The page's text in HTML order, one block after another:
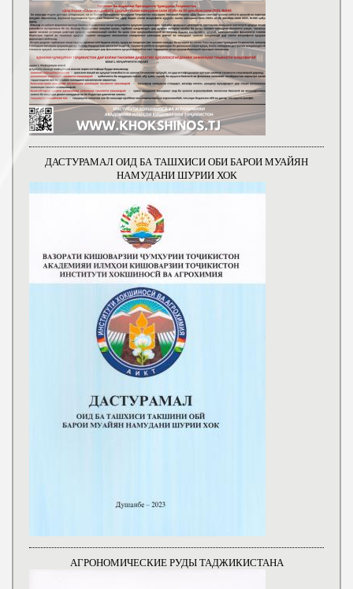
ДАСТУРАМАЛ ОИД БА ТАШХИСИ ОБИ БАРОИ МУАЙЯН
НАМУДАНИ ШУРИИ ХОК
АГРОНОМИЧЕСКИЕ РУДЫ ТАДЖИКИСТАНА